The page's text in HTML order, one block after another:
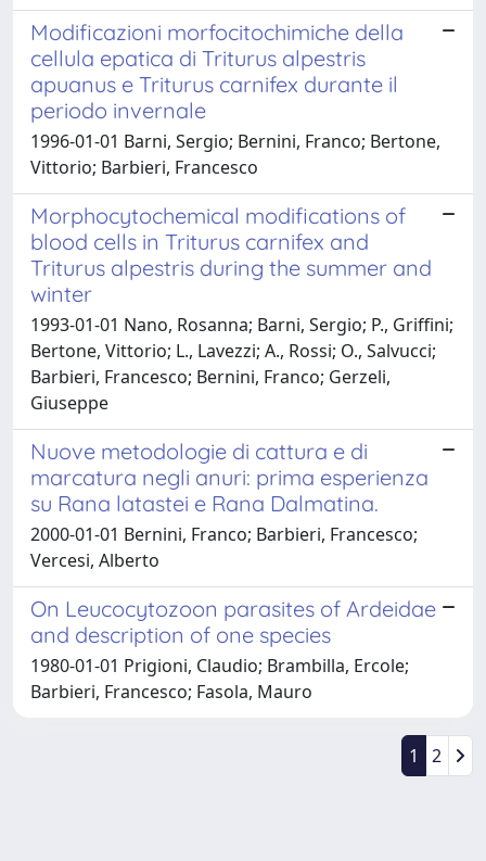
Modificazioni morfocitochimiche della
cellula epatica di Triturus alpestris
apuanus e Triturus carnifex durante il
periodo invernale
1996-01-01 Barni, Sergio; Bernini, Franco; Bertone,
Vittorio; Barbieri, Francesco
Morphocytochemical modifications of
blood cells in Triturus carnifex and
Triturus alpestris during the summer and
winter
1993-01-01 Nano, Rosanna; Barni, Sergio; P., Griffini;
Bertone, Vittorio; L., Lavezzi; A., Rossi; O., Salvucci;
Barbieri, Francesco; Bernini, Franco; Gerzeli,
Giuseppe
Nuove metodologie di cattura e di
marcatura negli anuri: prima esperienza
su Rana latastei e Rana Dalmatina.
2000-01-01 Bernini, Franco; Barbieri, Francesco;
Vercesi, Alberto
On Leucocytozoon parasites of Ardeidae
and description of one species
1980-01-01 Prigioni, Claudio; Brambilla, Ercole;
Barbieri, Francesco; Fasola, Mauro
1 2